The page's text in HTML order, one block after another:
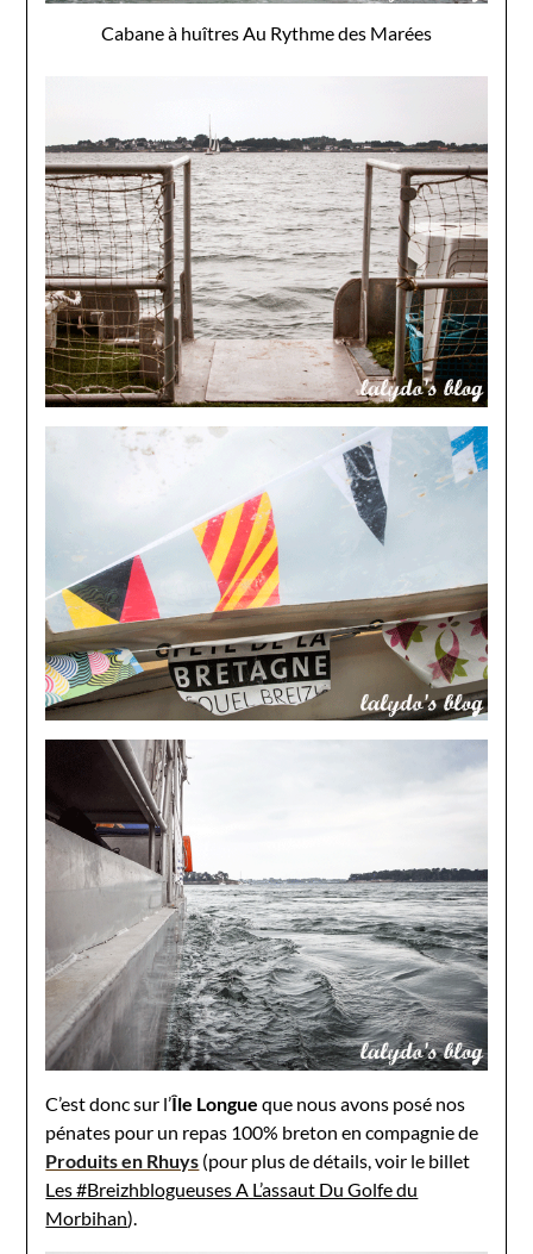
Cabane à huîtres Au Rythme des Marées
C’est donc sur l’Île Longue que nous avons posé nos
pénates pour un repas 100% breton en compagnie de
Produits en Rhuys (pour plus de détails, voir le billet
Les #Breizhblogueuses A L’assaut Du Golfe du
Morbihan).